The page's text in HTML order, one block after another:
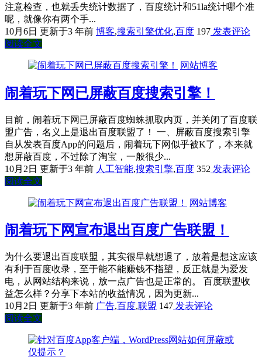
注意检查，也就丢失统计数据了，百度统计和51la统计哪个准
呢，就像你有两个手...
10月6日 更新于3 年前 博客,搜索引擎优化,百度 197 发表评论
阅读全文
网站博客
闹着玩下网已屏蔽百度搜索引擎！
目前，闹着玩下网已屏蔽百度蜘蛛抓取内页，并关闭了百度联
盟广告，名义上是退出百度联盟了！ 一、屏蔽百度搜索引擎
自从发表百度App的问题后，闹着玩下网似乎被K了，本来就
想屏蔽百度，不过除了淘宝，一般很少...
10月2日 更新于3 年前 人工智能,搜索引擎,百度 352 发表评论
阅读全文
网站博客
闹着玩下网宣布退出百度广告联盟！
为什么要退出百度联盟，其实很早就想退了，放着是想这应该
有利于百度收录，至于能不能赚钱不指望，反正就是为爱发
电，从网站结构来说，放一点广告也是正常的。 百度联盟收
益怎么样？分享下本站的收益情况，因为更新...
10月2日 更新于3 年前 广告,百度,联盟 147 发表评论
阅读全文